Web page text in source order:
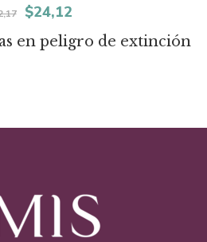
en peligro de extinción
El
precio
$32,17.
$24,12El
precio
$24,12.